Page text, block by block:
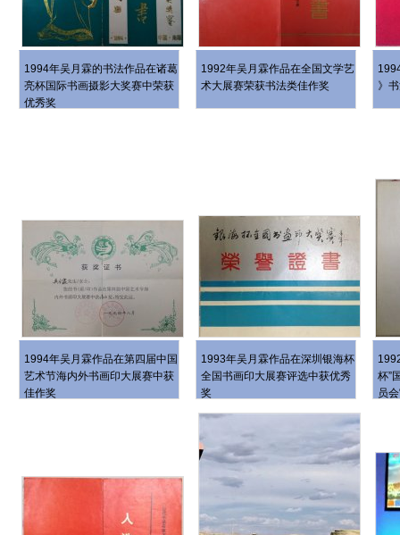
1994年吴月霖的书法作品在诸葛
亮杯国际书画摄影大奖赛中荣获
优秀奖
1992年吴月霖作品在全国文学艺
术大展赛荣获书法类佳作奖
》
1994年吴月霖作品在第四届中国
艺术节海内外书画印大展赛中获
佳作奖
1993年吴月霖作品在深圳银海杯
全国书画印大展赛评选中获优秀
奖
杯”
员